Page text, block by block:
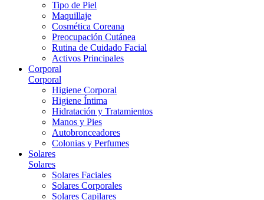
Tipo de Piel
Maquillaje
Cosmética Coreana
Preocupación Cutánea
Rutina de Cuidado Facial
Activos Principales
Corporal
Corporal
Higiene Corporal
Higiene Íntima
Hidratación y Tratamientos
Manos y Pies
Autobronceadores
Colonias y Perfumes
Solares
Solares
Solares Faciales
Solares Corporales
Solares Capilares